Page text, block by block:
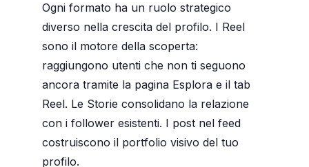
Ogni formato ha un ruolo strategico
diverso nella crescita del profilo. I Reel
sono il motore della scoperta:
raggiungono utenti che non ti seguono
ancora tramite la pagina Esplora e il tab
Reel. Le Storie consolidano la relazione
con i follower esistenti. I post nel feed
costruiscono il portfolio visivo del tuo
profilo.